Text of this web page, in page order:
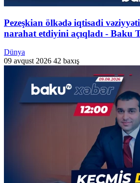
Pezeşkian ölkədə iqtisadi
narahat etdiyini açıqladı - Baku
Dünya
09 avqust 2026 42 baxış